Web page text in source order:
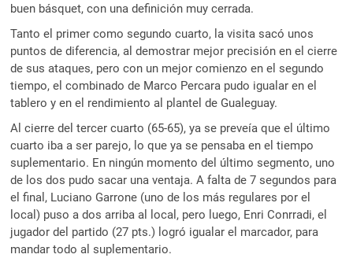
buen básquet, con una definición muy cerrada.
Tanto el primer como segundo cuarto, la visita sacó unos
puntos de diferencia, al demostrar mejor precisión en el cierre
de sus ataques, pero con un mejor comienzo en el segundo
tiempo, el combinado de Marco Percara pudo igualar en el
tablero y en el rendimiento al plantel de Gualeguay.
Al cierre del tercer cuarto (65-65), ya se preveía que el último
cuarto iba a ser parejo, lo que ya se pensaba en el tiempo
suplementario. En ningún momento del último segmento, uno
de los dos pudo sacar una ventaja. A falta de 7 segundos para
el final, Luciano Garrone (uno de los más regulares por el
local) puso a dos arriba al local, pero luego, Enri Conrradi, el
jugador del partido (27 pts.) logró igualar el marcador, para
mandar todo al suplementario.